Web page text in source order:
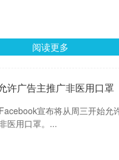
阅读更多
许广告主推广非医用口罩
Facebook宣布将从周三开始允
医用口罩。...